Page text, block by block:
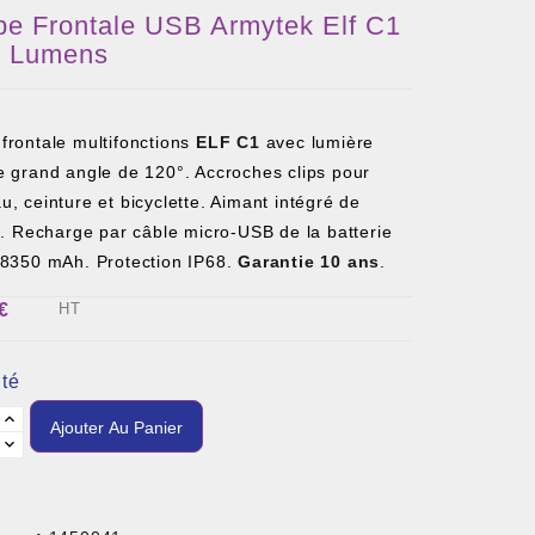
Frontale USB Armytek Elf C1
Lumens
multifonctions ELF C1 avec lumière
grand angle de 120°. Accroches clips pour
ceinture et bicyclette. Aimant intégré de
Recharge par câble micro-USB de la batterie
mAh. Protection IP68.Garantie 10 ans
HT
Ajouter Au Panier